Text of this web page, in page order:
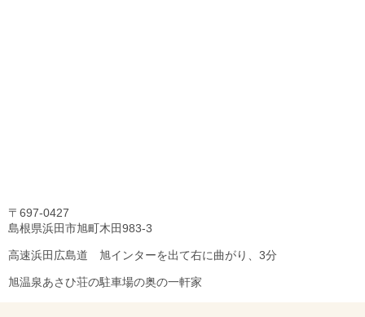
〒697-0427
島根県浜田市旭町木田983-3
高速浜田広島道 旭インターを出て右に曲がり、3分
旭温泉あさひ荘の駐車場の奥の一軒家